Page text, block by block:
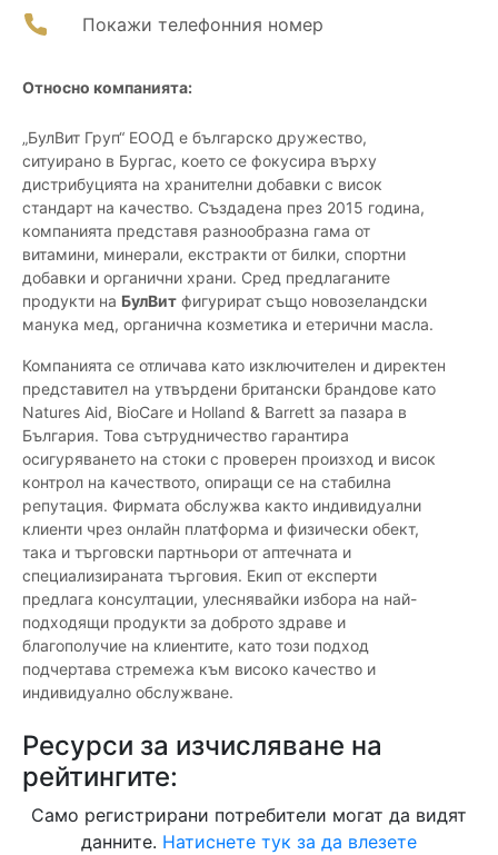
Покажи телефонния номер
Относно компанията:
„БулВит Груп“ ЕООД е българско дружество,
ситуирано в Бургас, което се фокусира върху
дистрибуцията на хранителни добавки с висок
стандарт на качество. Създадена през 2015 година,
компанията представя разнообразна гама от
витамини, минерали, екстракти от билки, спортни
добавки и органични храни. Сред предлаганите
продукти на БулВит фигурират също новозеландски
манука мед, органична козметика и етерични масла.
Компанията се отличава като изключителен и директен
представител на утвърдени британски брандове като
Natures Aid, BioCare и Holland & Barrett за пазара в
България. Това сътрудничество гарантира
осигуряването на стоки с проверен произход и висок
контрол на качеството, опиращи се на стабилна
репутация. Фирмата обслужва както индивидуални
клиенти чрез онлайн платформа и физически обект,
така и търговски партньори от аптечната и
специализираната търговия. Екип от експерти
предлага консултации, улеснявайки избора на най-
подходящи продукти за доброто здраве и
благополучие на клиентите, като този подход
подчертава стремежа към високо качество и
индивидуално обслужване.
Ресурси за изчисляване на
рейтингите:
Само регистрирани потребители могат да видят
данните. Натиснете тук за да влезете